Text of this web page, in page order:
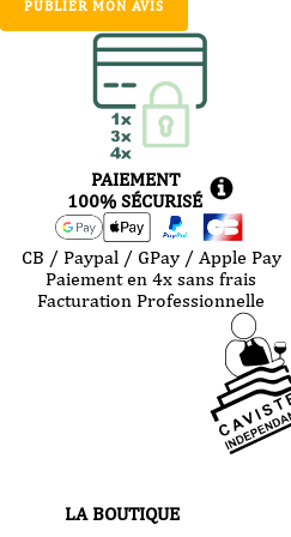
DLC : minimum 4 mois après la
Valeurs nutritionnelles pour 100g :
Energie : 588 kcal / 2418kJ
Matières grasses :64.9g - dont
Glucides : 0.9 g - dont sucres : 0.1 g
Protéines : 0.5 g
PUBLIER MON AVIS
PAIEMENT
100% SÉCURISÉ
CB / Paypal / GPay / Apple Pay
Paiement en 4x sans frais
Facturation Professionnelle
LA BOUTIQUE